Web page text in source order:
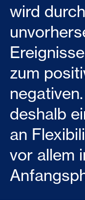
wird durch
zum
deshalb
an
vor allem